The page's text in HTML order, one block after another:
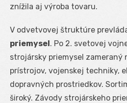
znížila aj výroba tovaru.
V odvetvovej štruktúre
priemysel. Po 2. svetovej
strojársky priemysel zameraný
prístrojov, vojenskej techniky,
dopravných prostriedkov.
široký. Závody strojárskeho